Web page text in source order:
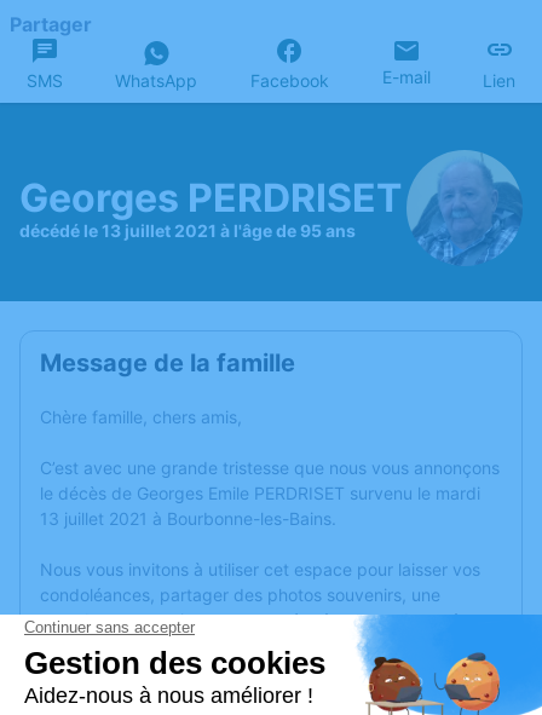
Partager
SMS WhatsApp Facebook E-mail Lien
Georges PERDRISET
décédé le 13 juillet 2021 à l'âge de 95 ans
Message de la famille
Chère famille, chers amis,
C’est avec une grande tristesse que nous vous annonçons
le décès de Georges Emile PERDRISET survenu le mardi
13 juillet 2021 à Bourbonne-les-Bains.
Nous vous invitons à utiliser cet espace pour laisser vos
condoléances, partager des photos souvenirs, une
anecdote ou exprimer vos pensées à travers des poèmes
ou des textes. Cet endroit est un lieu d'expression dédié à
honorer la mémoire de Georges Emile PERDRISET.